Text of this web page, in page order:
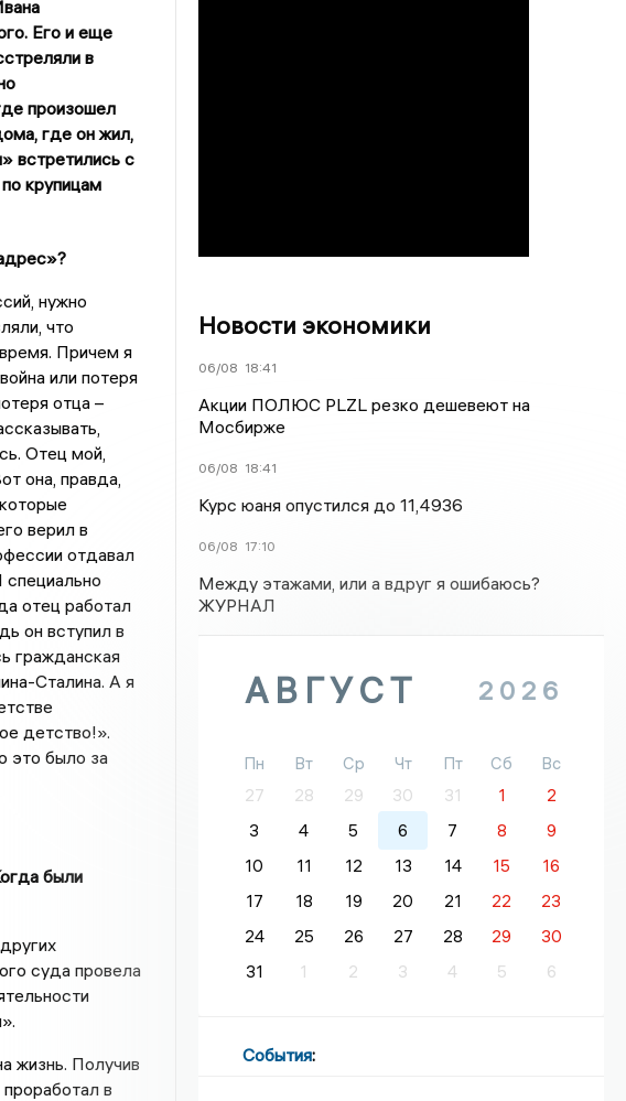
Его и еще
в
произошел
где он жил,
встретились с
крупицам
нужно
что
Причем я
или потеря
отца –
Отец мой,
она, правда,
верил в
отдавал
специально
отец работал
он вступил в
гражданская
Сталина. А я
детство!».
это было за
были
суда провела
жизнь. Получив
в
Новости экономики
06/08 18:41
Акции ПОЛЮС PLZL резко дешевеют на
Мосбирже
06/08 18:41
Курс юаня опустился до 11,4936
06/08 17:10
Между этажами, или а вдруг я ошибаюсь?
ЖУРНАЛ
АВГУСТ 2026
Пн Вт Ср Чт Пт Сб
Вс
27
28 29 30 31 1
2
3
4 5 6 7 8
9
10
11 12 13 14 15
16
17
18 19 20 21 22
23
24
25 26 27 28 29
30
31
1 2 3 4 5 6
События: